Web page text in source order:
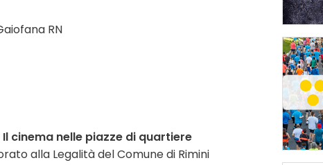
RN
cinema nelle piazze di quartiere
alla Legalità del Comune di Rimini